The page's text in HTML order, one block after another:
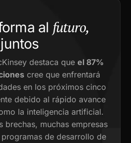
al futuro,
juntos
destaca que el 87%
cree que enfrentará
en los próximos cinco
debido al rápido avance
la inteligencia artificial.
brechas, muchas empresas
de desarrollo de